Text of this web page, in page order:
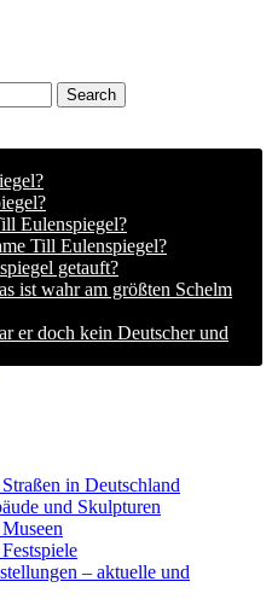
Search
Eulenspiegel?
Till Eulenspiegel?
getauft?
ist wahr am größten Schelm
er doch kein Deutscher und
in Deutschland
und Skulpturen
– aktuelle und